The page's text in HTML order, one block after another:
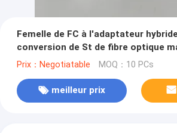
Femelle de FC à l'adaptateur
conversion de St de fibre optique
coupleur
Prix：Negotiatable MOQ：10 PCs
meilleur prix